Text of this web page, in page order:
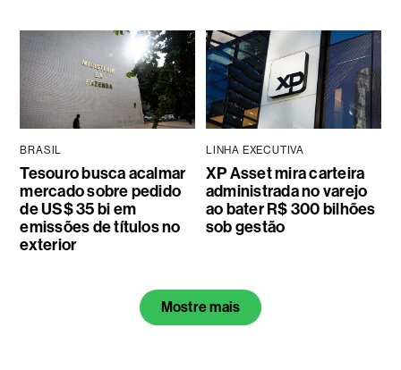
BRASIL
Tesouro busca acalmar
mercado sobre pedido
de US$ 35 bi em
emissões de títulos no
exterior
LINHA EXECUTIVA
XP Asset mira carteira
administrada no varejo
ao bater R$ 300 bilhões
sob gestão
Mostre mais